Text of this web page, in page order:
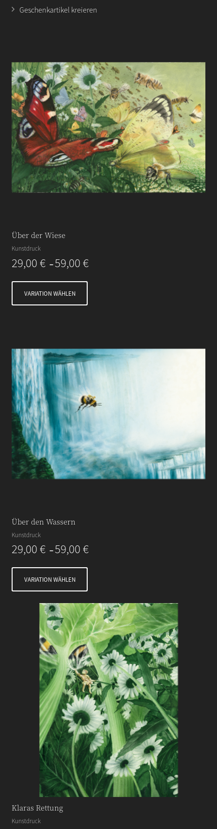
Geschenkartikel kreieren
Über der Wiese
Kunstdruck
29,00€ – 59,00€
VARIATION WÄHLEN
Über den Wassern
Kunstdruck
29,00€ – 59,00€
VARIATION WÄHLEN
Klaras Rettung
Kunstdruck